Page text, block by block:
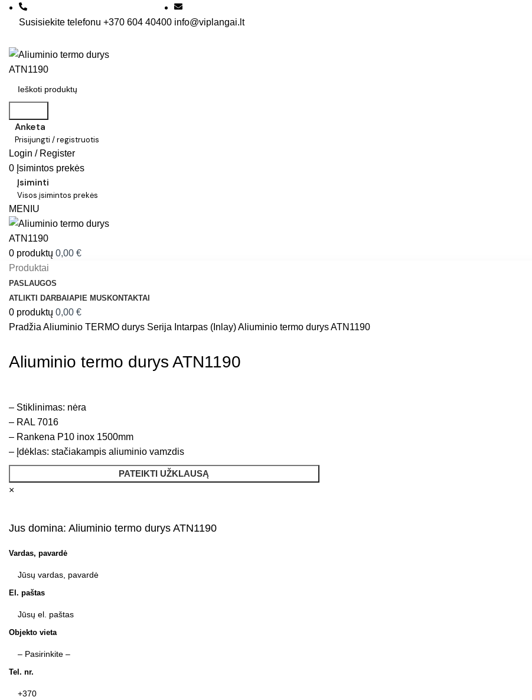
Susisiekite telefonu +370 604 40400 info@viplangai.lt
Anketa
Prisijungti / registruotis
Login / Register
0 Įsimintos prekės
Įsiminti
Visos įsimintos prekės
MENIU
0 produktų 0,00 €
Produktai
PASLAUGOS
ATLIKTI DARBAI APIE MUS KONTAKTAI
0 produktų 0,00 €
Pradžia Aliuminio TERMO durys Serija Intarpas (Inlay)Aliuminio termo durys ATN1190
Aliuminio termo durys ATN1190
– Stiklinimas: nėra
– RAL 7016
– Rankena P10 inox 1500mm
– Įdėklas: stačiakampis aliuminio vamzdis
PATEIKTI UŽKLAUSĄ
×
Jus domina: Aliuminio termo durys ATN1190
Vardas, pavardė
El. paštas
Objekto vieta
Tel. nr.